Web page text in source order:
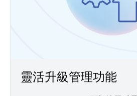
靈活升級管理功能